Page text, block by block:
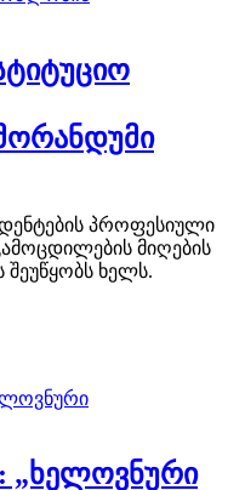
პროფესიული
მიღების
შეუწყობს ხელს.
„ხელოვნური